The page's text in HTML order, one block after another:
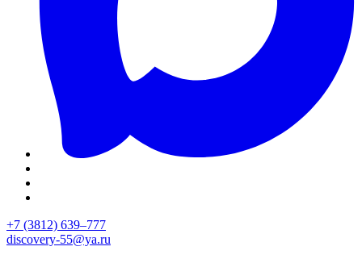
+7 (3812) 639–777
discovery-55@ya.ru